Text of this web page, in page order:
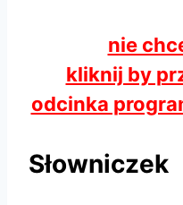
nie
kliknij by
odcinka
Słowniczek